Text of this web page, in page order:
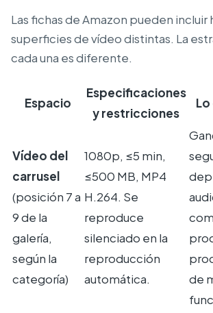
Las fichas de Amazon pueden incluir
superficies de vídeo distintas. La
cada una es diferente.
Espacio
Especificaciones
y restricciones
Vídeo del
carrusel
(posición 7 a
9 de la
galería,
según la
categoría)
1080p, ≤5 min,
≤500 MB, MP4
H.264. Se
reproduce
silenciado en la
reproducción
automática.
de